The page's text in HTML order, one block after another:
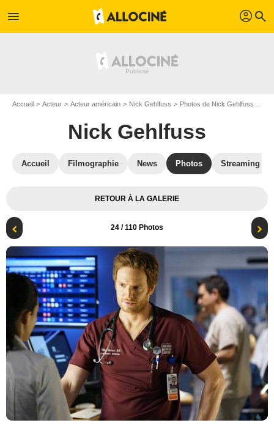
menu profil search
Accueil Acteur Acteur américain Nick Gehlfuss Photos de Nick Gehlfuss
Nick Gehlfuss
Accueil Filmographie News Photos Streaming
RETOUR À LA GALERIE
24 / 110 Photos